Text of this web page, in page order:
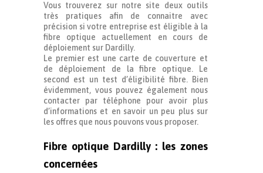
Vous trouverez sur notre site deux outils
très pratiques afin de connaitre avec
précision si votre entreprise est éligible à la
fibre optique actuellement en cours de
déploiement sur Dardilly.
Le premier est une carte de couverture et
de déploiement de la fibre optique. Le
second est un test d’éligibilité fibre. Bien
évidemment, vous pouvez également nous
contacter par téléphone pour avoir plus
d’informations et en savoir un peu plus sur
les offres que nous pouvons vous proposer.
Fibre optique Dardilly : les zones
concernées